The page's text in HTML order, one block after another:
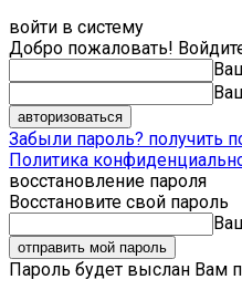
войти в систему
Добро пожаловать!
Забыли пароль? получить
Политика
восстановление пароля
Восстановите свой пароль
Пароль будет выслан Вам